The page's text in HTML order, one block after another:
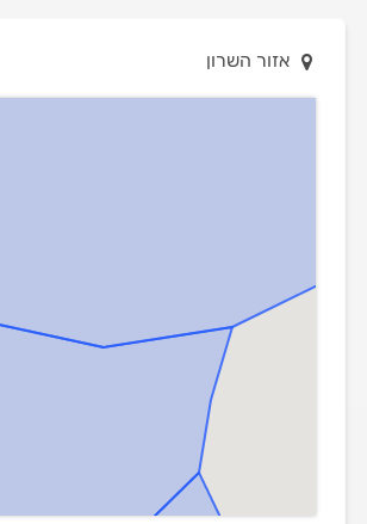
אזור השרון